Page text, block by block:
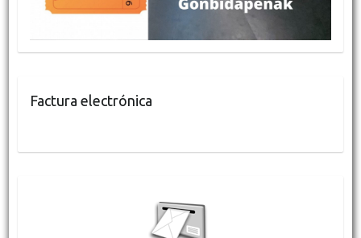
Factura electrónica